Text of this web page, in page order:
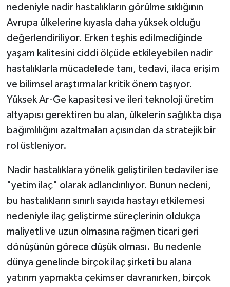
nedeniyle nadir hastalıkların görülme sıklığının
Avrupa ülkelerine kıyasla daha yüksek olduğu
değerlendiriliyor. Erken teşhis edilmediğinde
yaşam kalitesini ciddi ölçüde etkileyebilen nadir
hastalıklarla mücadelede tanı, tedavi, ilaca erişim
ve bilimsel araştırmalar kritik önem taşıyor.
Yüksek Ar-Ge kapasitesi ve ileri teknoloji üretim
altyapısı gerektiren bu alan, ülkelerin sağlıkta dışa
bağımlılığını azaltmaları açısından da stratejik bir
rol üstleniyor.
Nadir hastalıklara yönelik geliştirilen tedaviler ise
"yetim ilaç" olarak adlandırılıyor. Bunun nedeni,
bu hastalıkların sınırlı sayıda hastayı etkilemesi
nedeniyle ilaç geliştirme süreçlerinin oldukça
maliyetli ve uzun olmasına rağmen ticari geri
dönüşünün görece düşük olması. Bu nedenle
dünya genelinde birçok ilaç şirketi bu alana
yatırım yapmakta çekimser davranırken, birçok